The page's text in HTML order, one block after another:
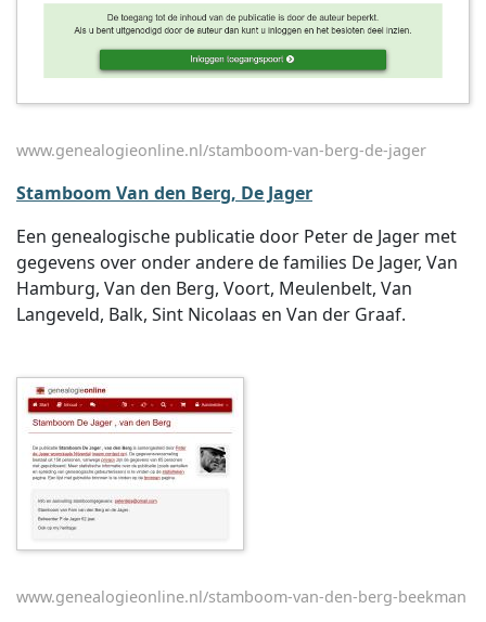
www.genealogieonline.nl/stamboom-van-berg-de-jager
Stamboom Van den Berg, De Jager
Een genealogische publicatie door Peter de Jager met
gegevens over onder andere de families De Jager, Van
Hamburg, Van den Berg, Voort, Meulenbelt, Van
Langeveld, Balk, Sint Nicolaas en Van der Graaf.
www.genealogieonline.nl/stamboom-van-den-berg-beekman